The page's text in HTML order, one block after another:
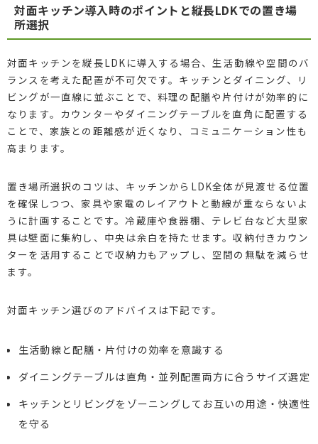
対面キッチン導入時のポイントと縦長LDKでの置き場
所選択
対面キッチンを縦長LDKに導入する場合、生活動線や空間のバ
ランスを考えた配置が不可欠です。キッチンとダイニング、リ
ビングが一直線に並ぶことで、料理の配膳や片付けが効率的に
なります。カウンターやダイニングテーブルを直角に配置する
ことで、家族との距離感が近くなり、コミュニケーション性も
高まります。
置き場所選択のコツは、キッチンからLDK全体が見渡せる位置
を確保しつつ、家具や家電のレイアウトと動線が重ならないよ
うに計画することです。冷蔵庫や食器棚、テレビ台など大型家
具は壁面に集約し、中央は余白を持たせます。収納付きカウン
ターを活用することで収納力もアップし、空間の無駄を減らせ
ます。
対面キッチン選びのアドバイスは下記です。
生活動線と配膳・片付けの効率を意識する
ダイニングテーブルは直角・並列配置両方に合うサイズ選定
キッチンとリビングをゾーニングしてお互いの用途・快適性
を守る